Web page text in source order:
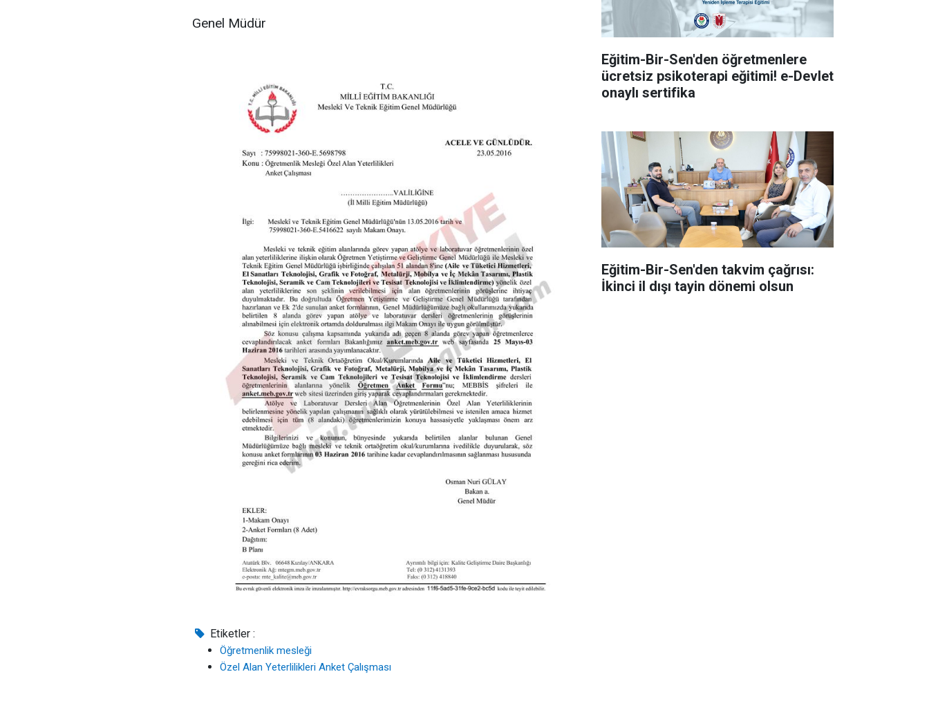
Genel Müdür
Etiketler :
Öğretmenlik mesleği
Özel Alan Yeterlilikleri Anket Çalışması
Eğitim-Bir-Sen'den öğretmenlere
ücretsiz psikoterapi eğitimi! e-Devlet
onaylı sertifika
Eğitim-Bir-Sen'den takvim çağrısı:
İkinci il dışı tayin dönemi olsun